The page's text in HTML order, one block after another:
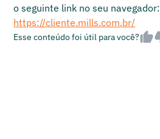
o seguinte link no seu navegador:
https://cliente.mills.com.br/
Esse conteúdo foi útil para você?